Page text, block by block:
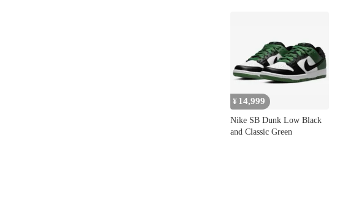
¥ 14,999
Nike SB Dunk Low Black
and Classic Green